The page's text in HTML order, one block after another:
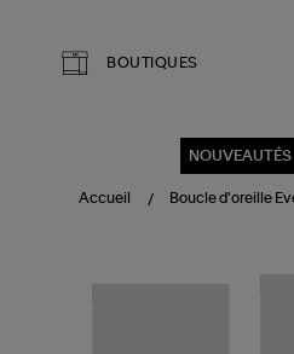
BOUTIQUES
NOUVEAUTÉS
Accueil Boucle d'oreille